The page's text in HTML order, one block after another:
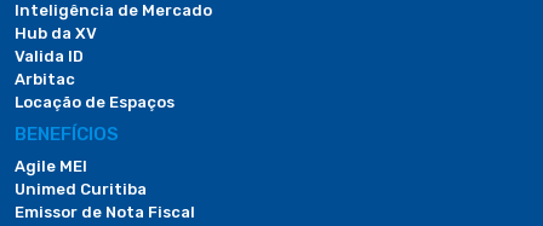
Inteligência de Mercado
Hub da XV
Valida ID
Arbitac
Locação de Espaços
BENEFÍCIOS
Agile MEI
Unimed Curitiba
Emissor de Nota Fiscal